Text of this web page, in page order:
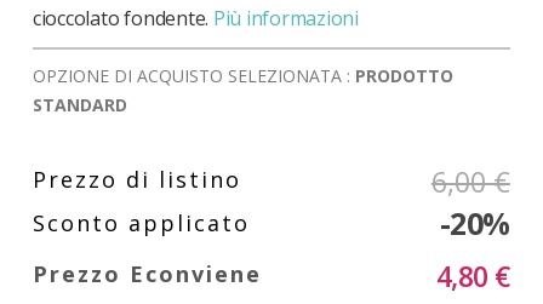
cioccolato fondente. Più informazioni
OPZIONE DI ACQUISTO SELEZIONATA : PRODOTTO
STANDARD
6,00 €
-20%
4,80 €